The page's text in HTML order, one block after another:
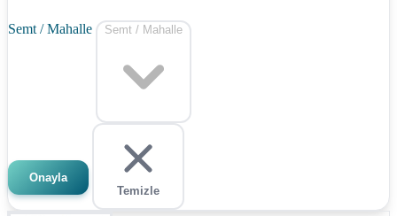
Semt / Mahalle Semt / Mahalle
Onayla
Temizle